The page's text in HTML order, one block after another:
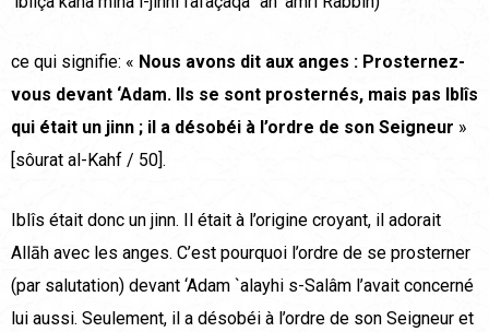
ce qui signifie: « Nous avons dit aux anges : Prosternez-
vous devant ‘Adam. Ils se sont prosternés, mais pas Iblîs
qui était un jinn ; il a désobéi à l’ordre de son Seigneur »
[sôurat al-Kahf / 50].
Iblîs était donc un jinn. Il était à l’origine croyant, il adorait
Allāh avec les anges. C’est pourquoi l’ordre de se prosterner
(par salutation) devant ‘Adam `alayhi s-Salâm l’avait concerné
lui aussi. Seulement, il a désobéi à l’ordre de son Seigneur et